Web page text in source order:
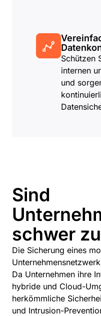
Schützen
internen
und
Sind
schwer
Die Sicherung eines
Da Unternehmen ihre
hybride und Cloud-
herkömmliche
und Intrusion-